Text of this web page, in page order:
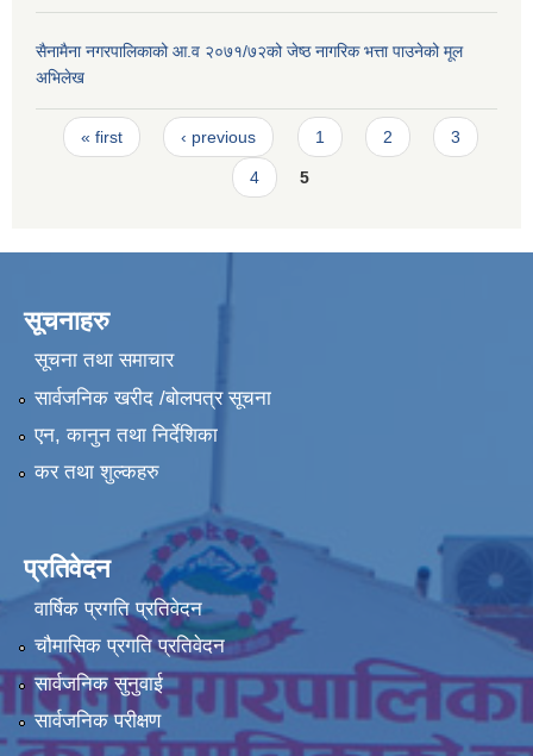
सैनामैना नगरपालिकाको आ.व २०७१/७२को जेष्ठ नागरिक भत्ता पाउनेको मूल
अभिलेख
Pages
« first ‹ previous 1 2 3
4 5
सूचनाहरु
सूचना तथा समाचार
सार्वजनिक खरीद /बोलपत्र सूचना
एन, कानुन तथा निर्देशिका
कर तथा शुल्कहरु
प्रतिवेदन
वार्षिक प्रगति प्रतिवेदन
चौमासिक प्रगति प्रतिवेदन
सार्वजनिक सुनुवाई
सार्वजनिक परीक्षण